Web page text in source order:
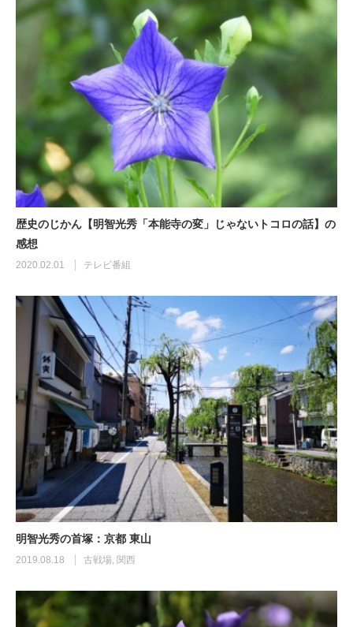
歴史のじかん【明智光秀「本能寺の変」じゃないトコロの話】の
感想
2020.02.01 テレビ番組
明智光秀の首塚：京都 東山
2019.08.18 古戦場 関西